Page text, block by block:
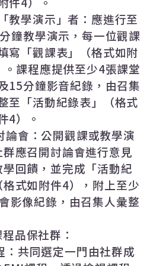
教學演示」者：應進行至
分鐘教學演示，每一位觀課
寫「觀課表」（格式如附
。課程應提供至少4張課堂
15分鐘影音紀錄，由召集
至「活動紀錄表」（格式
4）。
論會：公開觀課或教學演
群應召開討論會進行意見
學回饋，並完成「活動紀
式如附件4），附上至少
影像紀錄，由召集人彙整
品保社群：
：共同選定一門由社群成